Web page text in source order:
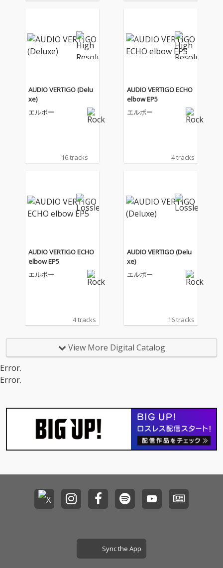
AUDIO VERTIGO (Delu
xe)
エルボー
16 tracks
AUDIO VERTIGO ECHO
elbow EP5
エルボー
4 tracks
AUDIO VERTIGO ECHO
elbow EP5
エルボー
4 tracks
AUDIO VERTIGO (Delu
xe)
エルボー
16 tracks
View More Digital Catalog
Error.
Error.
Sync the App